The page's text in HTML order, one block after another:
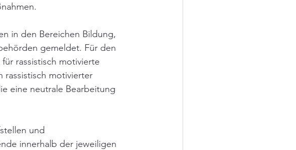
in den Bereichen Bildung,
gemeldet. Für den
rassistisch motivierte
rassistisch motivierter
eine neutrale Bearbeitung
und
innerhalb der jeweiligen